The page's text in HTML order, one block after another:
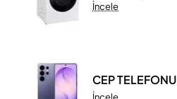
İncele
CEP TELEFONU
İncele